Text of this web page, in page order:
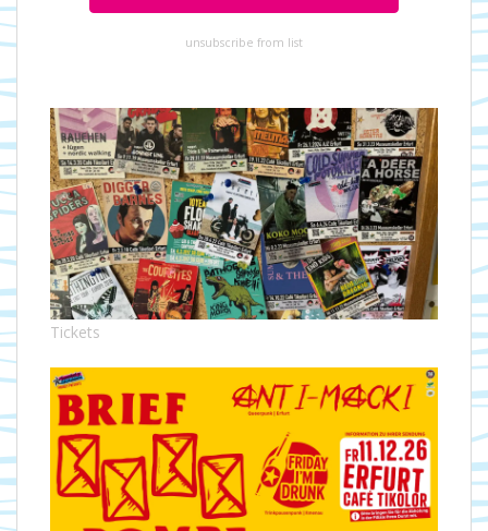
unsubscribe from list
Tickets